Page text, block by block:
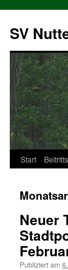
SV
Zum
springen
Start
Neuer
Publiziert am